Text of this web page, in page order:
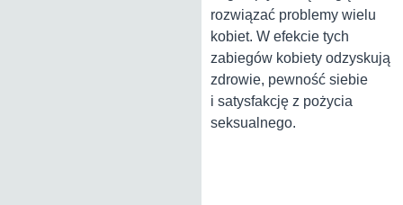
rozwiązać problemy wielu
kobiet. W efekcie tych
zabiegów kobiety odzyskują
zdrowie, pewność siebie
i satysfakcję z pożycia
seksualnego.